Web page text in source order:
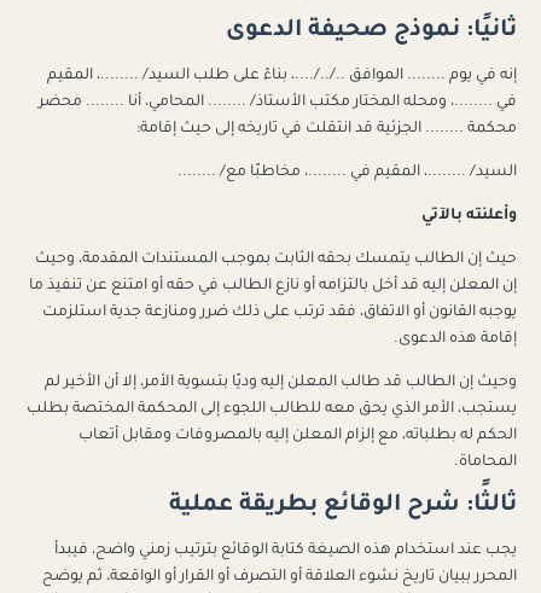
ثانيًا: نموذج صحيفة الدعوى
إنه في يوم ........ الموافق ../../....، بناءً على طلب السيد/ ........، المقيم
في ........، ومحله المختار مكتب الأستاذ/ ........ المحامي، أنا ........ محضر
محكمة ........ الجزئية قد انتقلت في تاريخه إلى حيث إقامة:
السيد/ ........، المقيم في ........، مخاطبًا مع/ ........
وأعلنته بالآتي
حيث إن الطالب يتمسك بحقه الثابت بموجب المستندات المقدمة، وحيث
إن المعلن إليه قد أخل بالتزامه أو نازع الطالب في حقه أو امتنع عن تنفيذ ما
يوجبه القانون أو الاتفاق، فقد ترتب على ذلك ضرر ومنازعة جدية استلزمت
إقامة هذه الدعوى.
وحيث إن الطالب قد طالب المعلن إليه وديًا بتسوية الأمر، إلا أن الأخير لم
يستجب، الأمر الذي يحق معه للطالب اللجوء إلى المحكمة المختصة بطلب
الحكم له بطلباته، مع إلزام المعلن إليه بالمصروفات ومقابل أتعاب
المحاماة.
ثالثًا: شرح الوقائع بطريقة عملية
يجب عند استخدام هذه الصيغة كتابة الوقائع بترتيب زمني واضح، فيبدأ
المحرر ببيان تاريخ نشوء العلاقة أو التصرف أو القرار أو الواقعة، ثم يوضح